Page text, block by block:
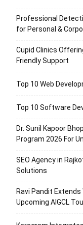
Professional
for Personal &
Cupid Clinics
Friendly Support
Top 10 Web
Top 10 Software
Dr. Sunil Kapoor
Program 2026 For
SEO Agency in
Solutions
Ravi Pandit
Upcoming AIGCL